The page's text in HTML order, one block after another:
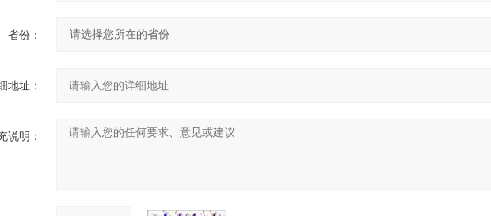
省份：
地址：
说明：